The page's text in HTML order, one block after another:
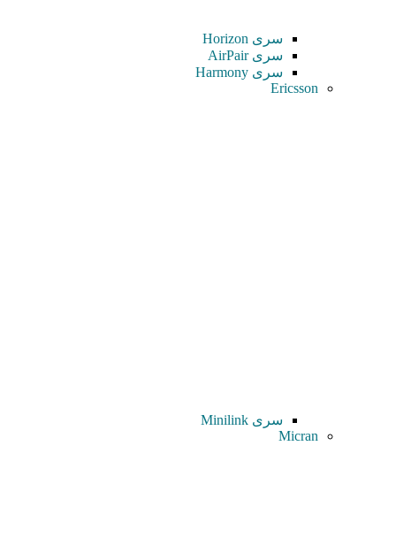
سری Horizon
سری AirPair
سری Harmony
Ericsson
سری Minilink
Micran